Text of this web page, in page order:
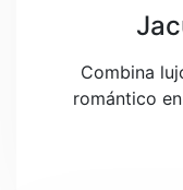
Combina
romántico